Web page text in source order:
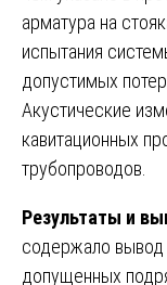
арматура на
испытания
допустимых
Акустические
кавитационных
трубопроводов.
Результаты и
содержало вывод
допущенных